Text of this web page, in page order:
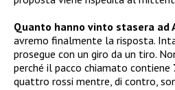
Quanto hanno vinto stasera ad
avremo finalmente la risposta.
prosegue con un giro da un tiro.
perché il pacco chiamato contiene
quattro rossi mentre, di contro,